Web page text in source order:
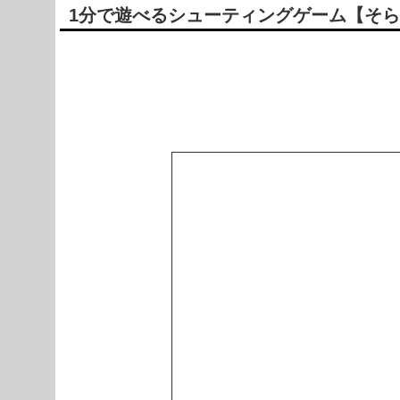
1分で遊べるシューティングゲーム【そら